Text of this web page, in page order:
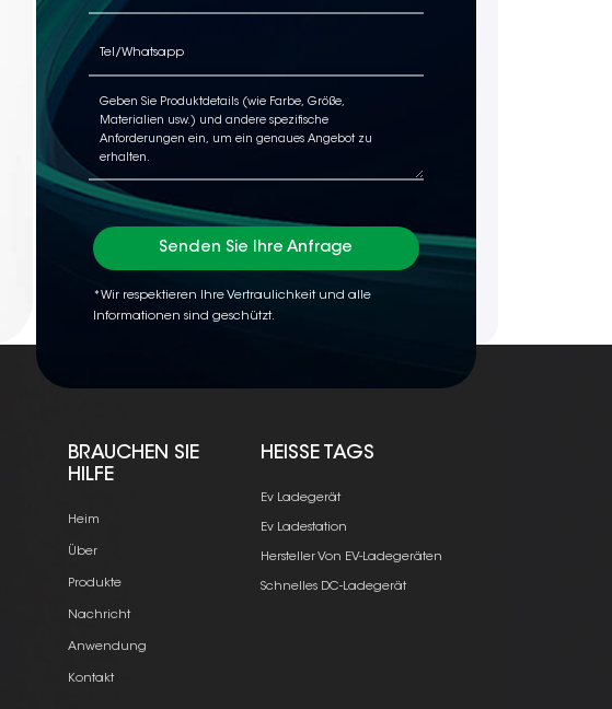
Senden Sie Ihre Anfrage
*Wir respektieren Ihre Vertraulichkeit und alle
Informationen sind geschützt.
BRAUCHEN SIE
HILFE
Heim
Über
Produkte
Nachricht
Anwendung
Kontakt
HEISSE TAGS
Ev Ladegerät
Ev Ladestation
Hersteller Von EV-Ladegeräten
Schnelles DC-Ladegerät